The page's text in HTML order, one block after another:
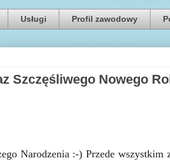
Usługi Profil zawodowy
Szczęśliwego Nowego
Narodzenia :-) Przede wszystkim